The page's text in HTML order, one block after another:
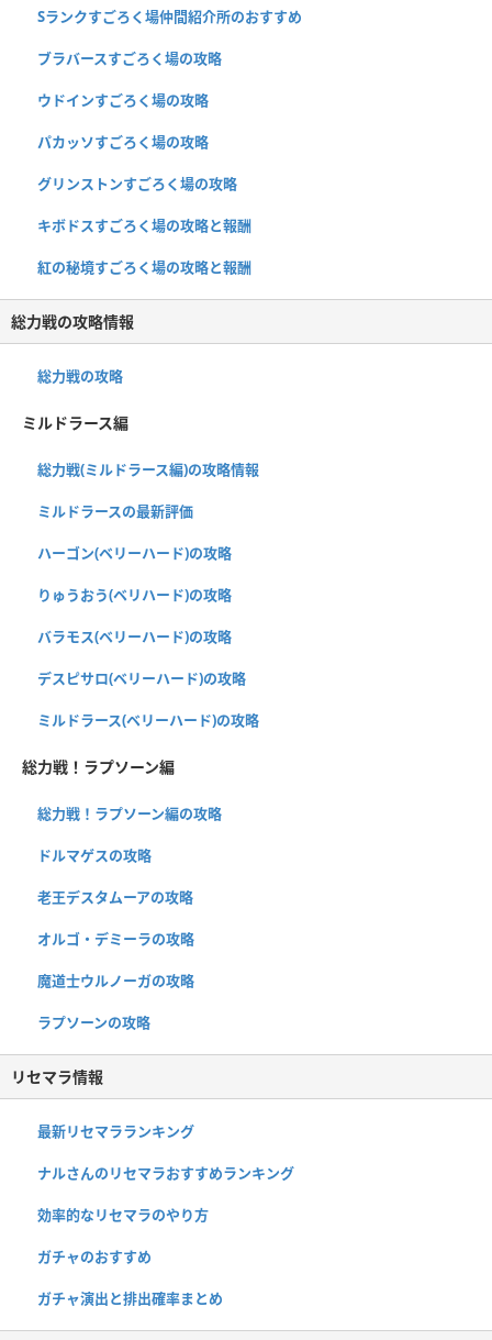
Sランクすごろく場仲間紹介所のおすすめ
ブラバースすごろく場の攻略
ウドインすごろく場の攻略
パカッソすごろく場の攻略
グリンストンすごろく場の攻略
キボドスすごろく場の攻略と報酬
紅の秘境すごろく場の攻略と報酬
総力戦の攻略情報
総力戦の攻略
ミルドラース編
総力戦(ミルドラース編)の攻略情報
ミルドラースの最新評価
ハーゴン(ベリーハード)の攻略
りゅうおう(ベリハード)の攻略
バラモス(ベリーハード)の攻略
デスピサロ(ベリーハード)の攻略
ミルドラース(ベリーハード)の攻略
総力戦！ラプソーン編
総力戦！ラプソーン編の攻略
ドルマゲスの攻略
老王デスタムーアの攻略
オルゴ・デミーラの攻略
魔道士ウルノーガの攻略
ラプソーンの攻略
リセマラ情報
最新リセマラランキング
ナルさんのリセマラおすすめランキング
効率的なリセマラのやり方
ガチャのおすすめ
ガチャ演出と排出確率まとめ